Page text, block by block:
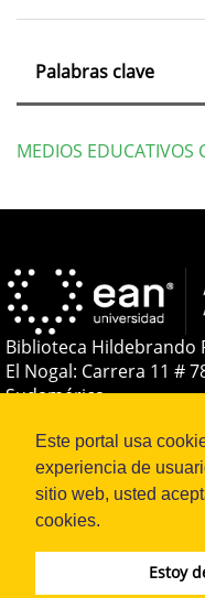
Este portal usa
experiencia de
sitio web, usted
cookies.
Estoy
Palabras clave
MEDIOS EDUCATIVOS
Detalles
artículo
Biblioteca Hildebrando
El Nogal: Carrera 11 #
Sudamérica
E-mail: